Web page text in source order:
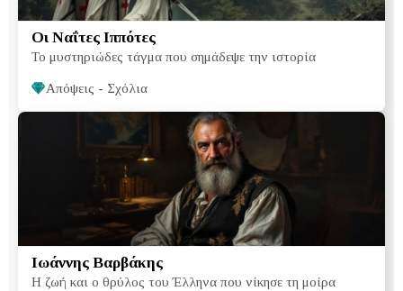
Οι Ναΐτες Ιππότες
Το μυστηριώδες τάγμα που σημάδεψε την ιστορία
Απόψεις - Σχόλια
Ιωάννης Βαρβάκης
Η ζωή και ο θρύλος του Έλληνα που νίκησε τη μοίρα